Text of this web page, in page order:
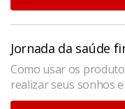
Jornada da saúde
Como usar os
realizar seus sonhos